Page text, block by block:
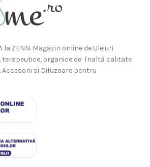
la ZENN. Magazin online de Uleiuri
terapeutice, organice de înaltă calitate
si Difuzoare pentru